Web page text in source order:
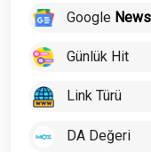
Google News
Günlük Hit
Link Türü
DA Değeri